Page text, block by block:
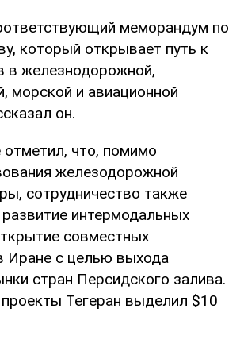
меморандум по
который открывает путь к
в железнодорожной,
морской и авиационной
он.
что, помимо
железодорожной
сотрудничество также
интермодальных
совместных
Иране с целью выхода
стран Персидского залива.
Тегеран выделил $10